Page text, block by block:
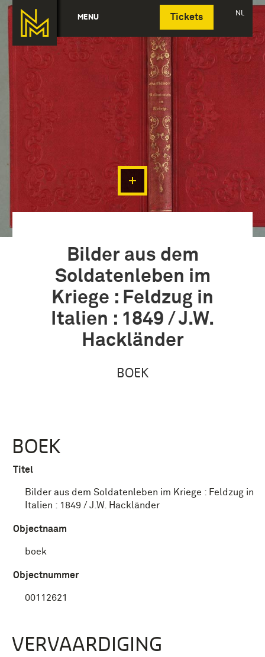
MENU Tickets NL
Deutsch
Bilder aus dem
Soldatenleben im
Kriege : Feldzug in
Italien : 1849 / J.W.
Hackländer
BOEK
BOEK
Titel
Bilder aus dem Soldatenleben im Kriege : Feldzug in
Italien : 1849 / J.W. Hackländer
Objectnaam
boek
Objectnummer
00112621
VERVAARDIGING